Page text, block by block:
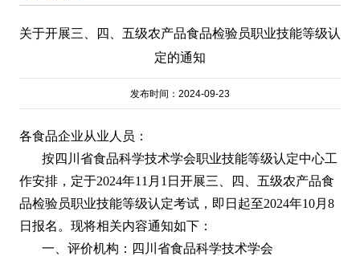
关于开展三、四、五级农产品食品检验员职业技能等级认
定的通知
发布时间：2024-09-23
各食品企业从业人员：
按四川省食品科学技术学会职业技能等级认定中心工
作安排，定于2024年11月1日开展三、四、五级农产品食
品检验员职业技能等级认定考试，即日起至2024年10月8
日报名。现将相关内容通知如下：
一、评价机构：四川省食品科学技术学会